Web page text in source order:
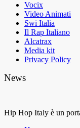
Vocix
Video Animati
Swi Italia
Il Rap Italiano
Alcatrax
Media kit
Privacy Policy
News
Hip Hop Italy è un